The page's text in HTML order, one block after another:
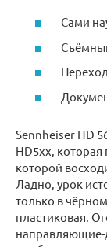
Сами
Sennheiser HD
HD5xx, которая
которой
Ладно, урок
только в
пластиковая.
направляющие-